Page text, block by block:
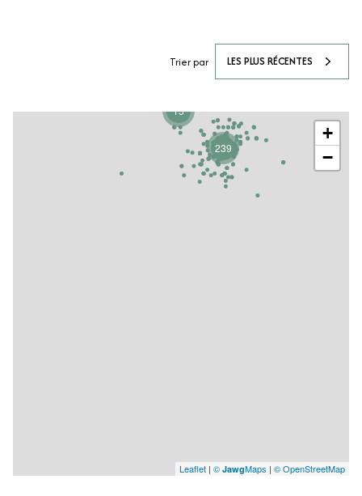
Trier par LES PLUS RÉCENTES
15
239
+
−
Leaflet | © JawgMaps | © OpenStreetMap